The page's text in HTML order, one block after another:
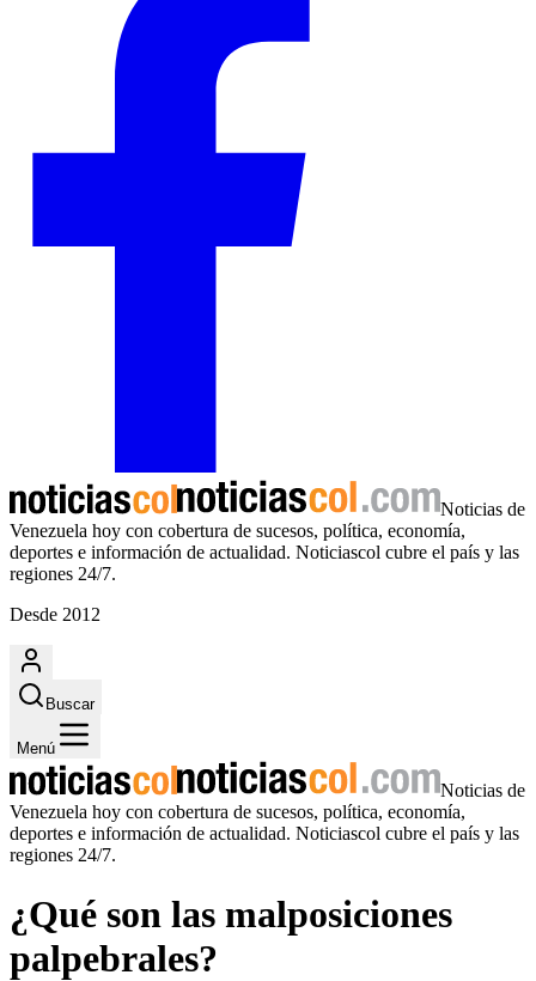
Noticias de
Venezuela hoy con cobertura de sucesos, política, economía,
deportes e información de actualidad. Noticiascol cubre el país y las
regiones 24/7.
Desde 2012
Buscar
Menú
Noticias de
Venezuela hoy con cobertura de sucesos, política, economía,
deportes e información de actualidad. Noticiascol cubre el país y las
regiones 24/7.
¿Qué son las malposiciones
palpebrales?